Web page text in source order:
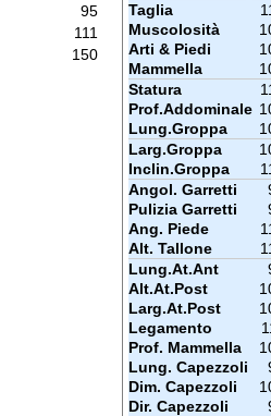
95
111
150
Taglia
Muscolosità
Arti & Piedi
Mammella
Statura
Prof.Addominale
Lung.Groppa
Larg.Groppa
Inclin.Groppa
Angol. Garretti
Pulizia Garretti
Ang. Piede
Alt. Tallone
Lung.At.Ant
Alt.At.Post
Larg.At.Post
Legamento
Prof. Mammella
Lung. Capezzoli
Dim. Capezzoli
Dir. Capezzoli